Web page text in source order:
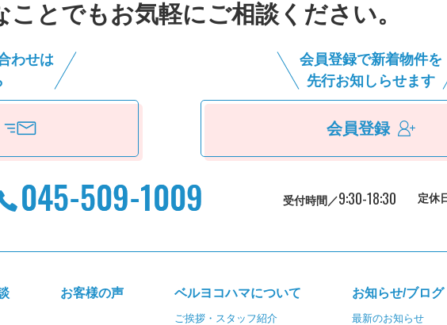
ことでもお気軽にご相談ください。
わせは
会員登録で新着物件を
先⾏お知しらせます
会員登録
受付時間／9:30-18:30 定休
お客様の声 ベルヨコハマについて
ご挨拶・スタッフ紹介
お知らせ/ブログ
最新のお知らせ